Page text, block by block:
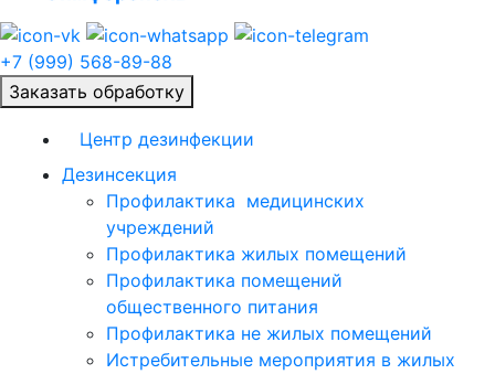
+7 (999) 568-89-88
Заказать обработку
Центр дезинфекции
Дезинсекция
Профилактика медицинских
учреждений
Профилактика жилых помещений
Профилактика помещений
общественного питания
Профилактика не жилых помещений
Истребительные мероприятия в жилых